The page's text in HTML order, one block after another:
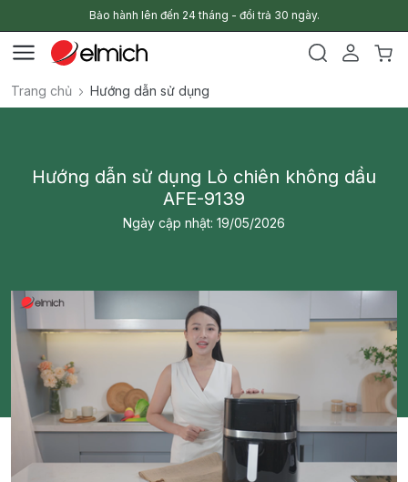
Bảo hành lên đến 24 tháng - đổi trả 30 ngày.
Trang chủ Hướng dẫn sử dụng
Hướng dẫn sử dụng Lò chiên không dầu
AFE-9139
Ngày cập nhật: 19/05/2026